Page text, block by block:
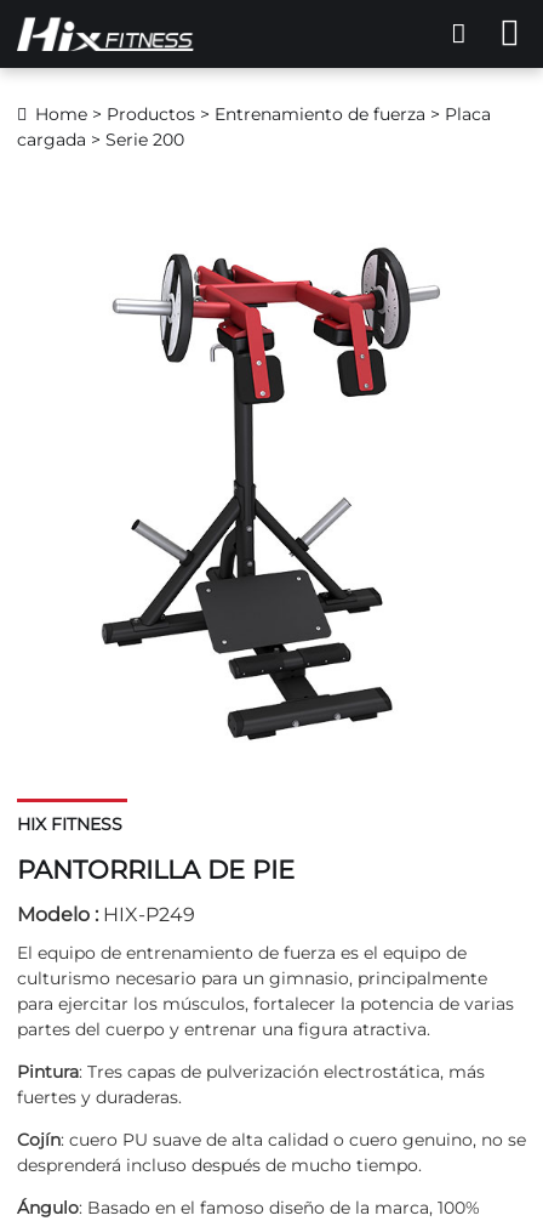
Home > Productos > Entrenamiento de fuerza > Placa
cargada > Serie 200
HIX FITNESS
PANTORRILLA DE PIE
Modelo : HIX-P249
El equipo de entrenamiento de fuerza es el equipo de
culturismo necesario para un gimnasio, principalmente
para ejercitar los músculos, fortalecer la potencia de varias
partes del cuerpo y entrenar una figura atractiva.
Pintura: Tres capas de pulverización electrostática, más
fuertes y duraderas.
Cojín: cuero PU suave de alta calidad o cuero genuino, no se
desprenderá incluso después de mucho tiempo.
Ángulo: Basado en el famoso diseño de la marca, 100%